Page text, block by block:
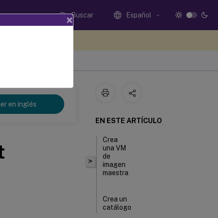
Buscar Español
en inglés
>
EN ESTE ARTÍCULO
Crea
una VM
de
imagen
maestra
Crea un
catálogo
×